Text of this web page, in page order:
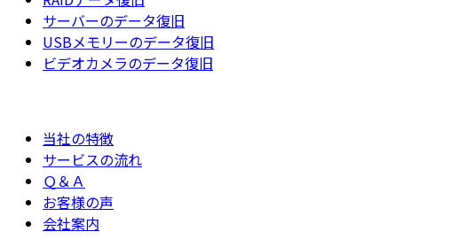
サーバーのデータ復旧
USBメモリーのデータ復旧
ビデオカメラのデータ復旧
当社の特徴
サービスの流れ
Ｑ＆Ａ
お客様の声
会社案内